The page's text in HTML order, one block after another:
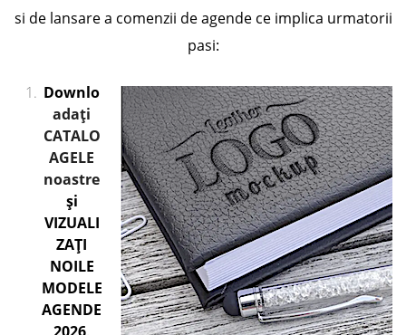
si de lansare a comenzii de agende ce implica urmatorii
pasi:
Downlo
adaţi
CATALO
AGELE
noastre
şi
VIZUALI
ZAŢI
NOILE
MODELE
AGENDE